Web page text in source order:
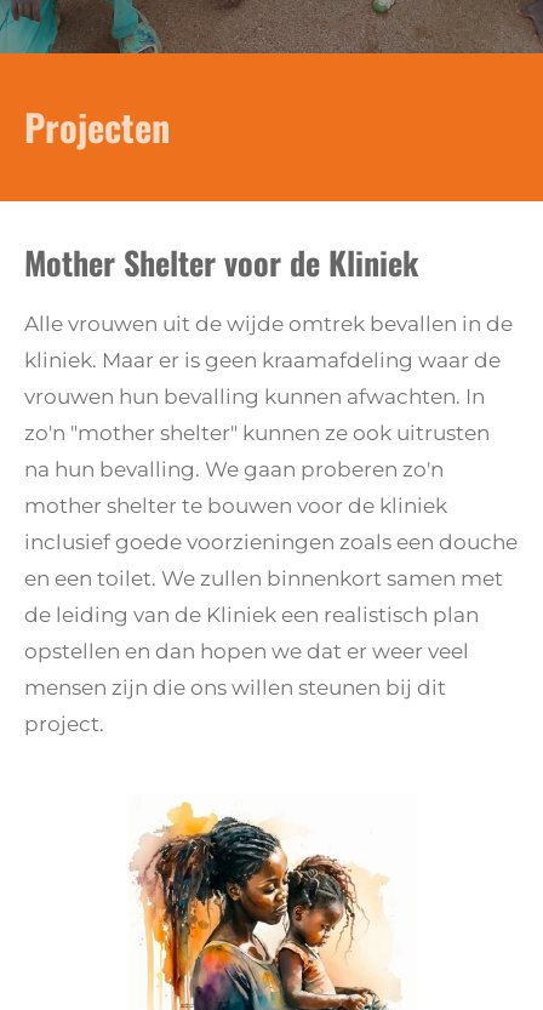
Projecten
Mother Shelter voor de Kliniek
Alle vrouwen uit de wijde omtrek bevallen in de
kliniek. Maar er is geen kraamafdeling waar de
vrouwen hun bevalling kunnen afwachten. In
zo'n "mother shelter" kunnen ze ook uitrusten
na hun bevalling. We gaan proberen zo'n
mother shelter te bouwen voor de kliniek
inclusief goede voorzieningen zoals een douche
en een toilet. We zullen binnenkort samen met
de leiding van de Kliniek een realistisch plan
opstellen en dan hopen we dat er weer veel
mensen zijn die ons willen steunen bij dit
project.